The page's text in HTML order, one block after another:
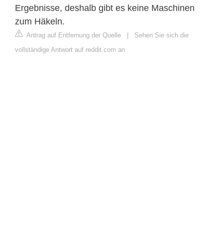
Ergebnisse, deshalb gibt es keine Maschinen
zum Häkeln.
Antrag auf Entfernung der Quelle | Sehen Sie sich die
vollständige Antwort auf reddit.com an